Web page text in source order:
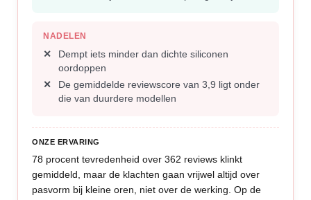
NADELEN
Dempt iets minder dan dichte siliconen
oordoppen
De gemiddelde reviewscore van 3,9 ligt onder
die van duurdere modellen
ONZE ERVARING
78 procent tevredenheid over 362 reviews klinkt
gemiddeld, maar de klachten gaan vrijwel altijd over
pasvorm bij kleine oren, niet over de werking. Op de